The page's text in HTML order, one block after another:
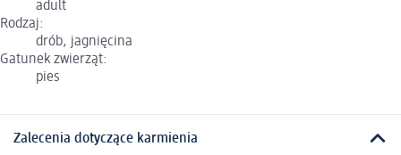
adult
Rodzaj:
drób, jagnięcina
Gatunek zwierząt:
pies
Zalecenia dotyczące karmienia